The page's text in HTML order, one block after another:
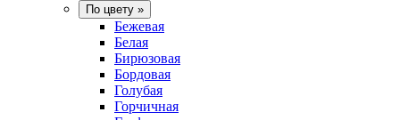
По цвету »
Бежевая
Белая
Бирюзовая
Бордовая
Голубая
Горчичная